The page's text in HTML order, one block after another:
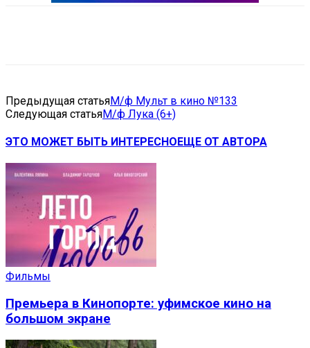
Предыдущая статьяМ/ф Мульт в кино №133
Следующая статьяМ/ф Лука (6+)
ЭТО МОЖЕТ БЫТЬ ИНТЕРЕСНОЕЩЕ ОТ АВТОРА
Фильмы
Премьера в Кинопорте: уфимское кино на
большом экране